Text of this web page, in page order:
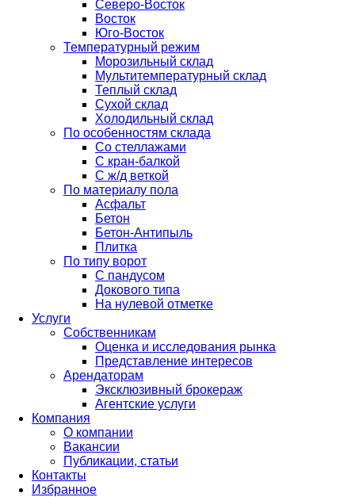
Северо-Восток
Восток
Юго-Восток
Температурный режим
Морозильный склад
Мультитемпературный склад
Теплый склад
Сухой склад
Холодильный склад
По особенностям склада
Со стеллажами
С кран-балкой
С ж/д веткой
По материалу пола
Асфальт
Бетон
Бетон-Антипыль
Плитка
По типу ворот
С пандусом
Докового типа
На нулевой отметке
Услуги
Собственникам
Оценка и исследования рынка
Представление интересов
Арендаторам
Эксклюзивный брокераж
Агентские услуги
Компания
О компании
Вакансии
Публикации, статьи
Контакты
Избранное